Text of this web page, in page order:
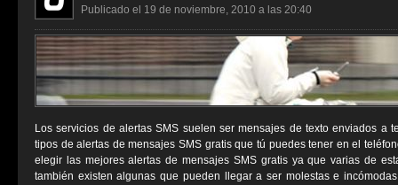
Publicado el 19 de noviembre, 2010 a las 20:40
Los servicios de alertas SMS suelen ser mensajes de texto enviados a
tipos de alertas de mensajes SMS gratis que tú puedes tener en el
elegir las mejores alertas de mensajes SMS gratis ya que varias de
también existen algunas que pueden llegar a ser molestas e